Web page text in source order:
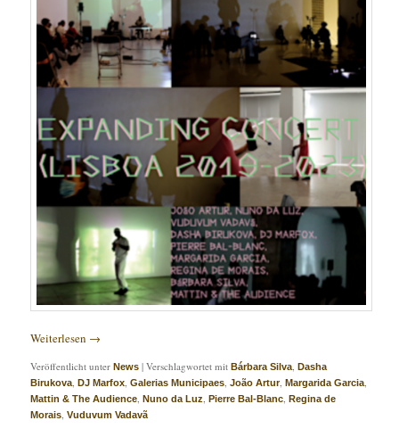
Weiterlesen →
Veröffentlicht unter News |Verschlagwortet mit Bárbara Silva,Dasha
Birukova,DJ Marfox,Galerias Municipaes,João Artur,Margarida Garcia,
Mattin & The Audience,Nuno da Luz,Pierre Bal-Blanc,Regina de
Morais,Vuduvum Vadavã